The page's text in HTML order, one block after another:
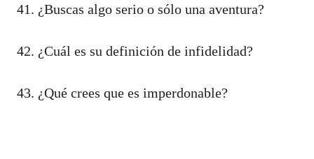
41. ¿Buscas algo serio o sólo una aventura?
42. ¿Cuál es su definición de infidelidad?
43. ¿Qué crees que es imperdonable?